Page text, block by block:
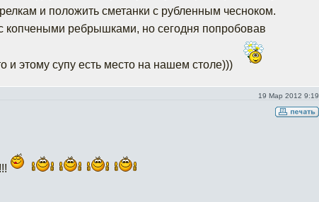
и положить сметанки с рубленным чесноком.
копчеными ребрышками, но сегодня попробовав
и этому супу есть место на нашем столе)))
19 Мар 2012 9:19